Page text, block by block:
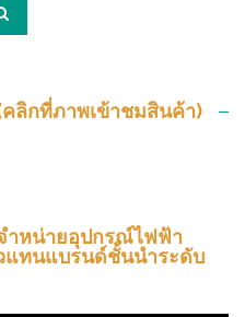
ลิกที่ภาพเข้าชมสินค้า)
ำหน่ายอุปกรณ์ไฟฟ้า
แทนแบรนด์ชั้นนำระดับ